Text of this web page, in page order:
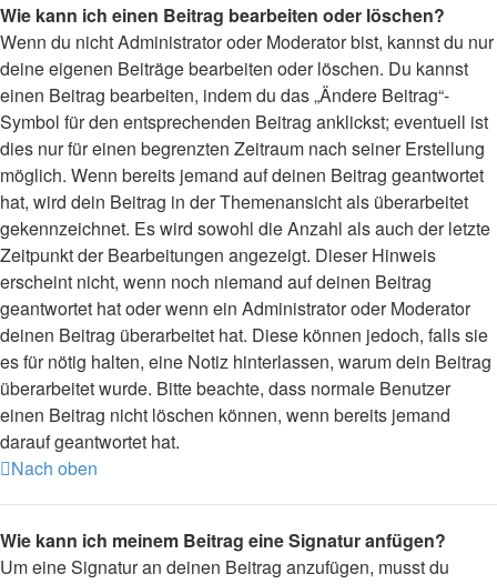
Wie kann ich einen Beitrag bearbeiten oder löschen?
Wenn du nicht Administrator oder Moderator bist, kannst du nur
deine eigenen Beiträge bearbeiten oder löschen. Du kannst
einen Beitrag bearbeiten, indem du das „Ändere Beitrag“-
Symbol für den entsprechenden Beitrag anklickst; eventuell ist
dies nur für einen begrenzten Zeitraum nach seiner Erstellung
möglich. Wenn bereits jemand auf deinen Beitrag geantwortet
hat, wird dein Beitrag in der Themenansicht als überarbeitet
gekennzeichnet. Es wird sowohl die Anzahl als auch der letzte
Zeitpunkt der Bearbeitungen angezeigt. Dieser Hinweis
erscheint nicht, wenn noch niemand auf deinen Beitrag
geantwortet hat oder wenn ein Administrator oder Moderator
deinen Beitrag überarbeitet hat. Diese können jedoch, falls sie
es für nötig halten, eine Notiz hinterlassen, warum dein Beitrag
überarbeitet wurde. Bitte beachte, dass normale Benutzer
einen Beitrag nicht löschen können, wenn bereits jemand
darauf geantwortet hat.
Nach oben
Wie kann ich meinem Beitrag eine Signatur anfügen?
Um eine Signatur an deinen Beitrag anzufügen, musst du